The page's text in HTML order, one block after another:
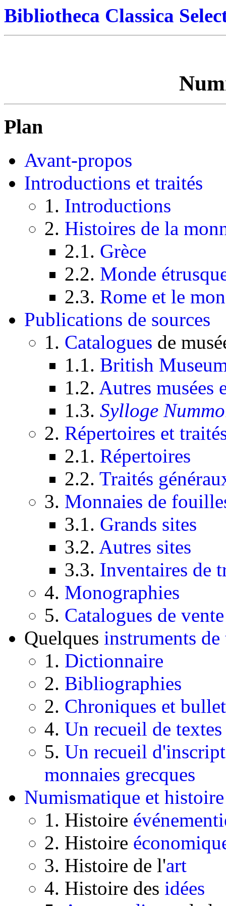
Bibliotheca Classica
Plan
Avant-propos
Introductions et traités
1. Introductions
2. Histoires de la
2.1. Grèce
2.2. Monde
2.3. Rome et le
Publications de sources
1. Catalogues de
1.1. British
1.2. Autres musées
1.3. Sylloge
2. Répertoires et
2.1. Répertoires
2.2. Traités
3. Monnaies de
3.1. Grands sites
3.2. Autres sites
3.3. Inventaires de
4. Monographies
5. Catalogues de vente
Quelques instruments
1. Dictionnaire
2. Bibliographies
2. Chroniques et
4. Un recueil de textes
5. Un recueil
monnaies grecques
Numismatique et histoire
1. Histoire
2. Histoire
3. Histoire de l'art
4. Histoire des idées